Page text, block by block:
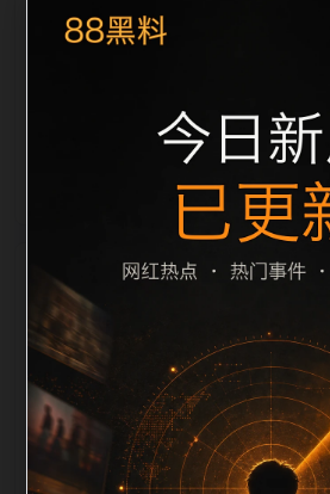
关关键词堆砌，也避免多个站点同
后续采集时将继续执行远程图片本
底、标题重复过滤和 des
栏目内容归集
cription 长度检查。栏目内容按每
续扩展，每篇保留相关问题、站内
径，减少用户反复返回搜索页。
始建设内容，主要用于补齐栏目深
并为后续专题聚合提供可点击入口